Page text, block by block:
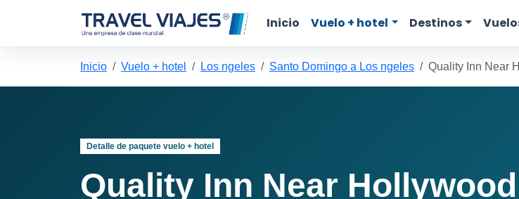
Inicio Vuelo + hotel Destinos
Inicio Vuelo + hotel Los ngeles Santo Domingo a Los ngeles Quality Inn Near
Detalle de paquete vuelo + hotel
Quality Inn Near Hollywood